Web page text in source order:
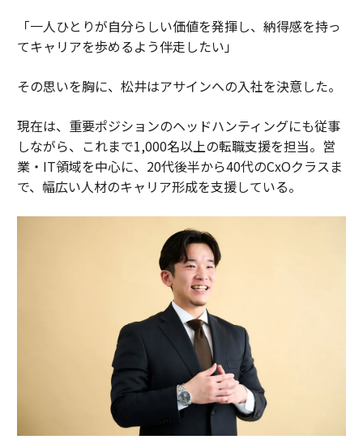
「一人ひとりが自分らしい価値を発揮し、納得感を持っ
てキャリアを歩めるよう伴走したい」
その思いを胸に、松井はアサインへの入社を決意した。
現在は、重要ポジションのヘッドハンティングにも従事
しながら、これまで1,000名以上の転職支援を担当。営
業・IT領域を中心に、20代後半から40代のCxOクラスま
で、幅広い人材のキャリア形成を支援している。